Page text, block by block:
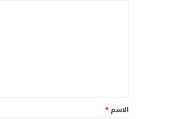
ق
*
الاسم *